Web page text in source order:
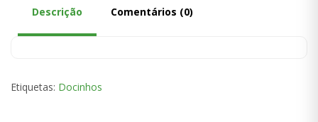
Descrição Comentários (0)
Etiquetas: Docinhos